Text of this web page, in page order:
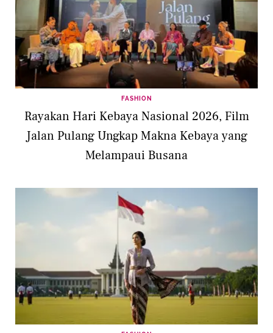
FASHION
Rayakan Hari Kebaya Nasional 2026, Film
Jalan Pulang Ungkap Makna Kebaya yang
Melampaui Busana